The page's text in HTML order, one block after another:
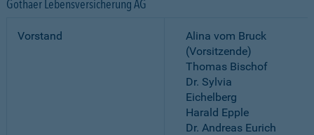
Gothaer Lebensversicherung AG
Vorstand
Alina vom Bruck
(Vorsitzende)
Thomas Bischof
Dr. Sylvia
Eichelberg
Harald Epple
Dr. Andreas Eurich